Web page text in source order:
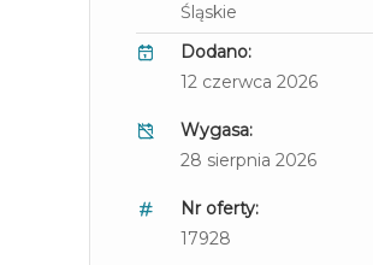
Śląskie
Dodano:
12 czerwca 2026
Wygasa:
28 sierpnia 2026
Nr oferty:
17928